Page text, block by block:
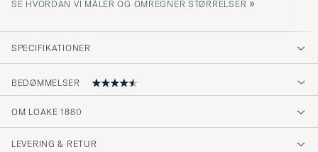
SE HVORDAN VI MÅLER OG OMREGNER STØRRELSER »
SPECIFIKATIONER
BEDØMMELSER
Väldigt nöjd med mina Loake. Hög kvalitet
och mycket sko för pengarna.
OM LOAKE 1880
LEVERING & RETUR